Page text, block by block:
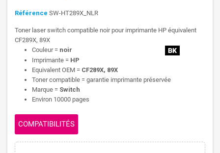
Référence SW-HT289X_NLR
Toner laser switch compatible noir pour imprimante HP équivalent
CF289X, 89X
Couleur = noir
Imprimante = HP
Equivalent OEM = CF289X, 89X
Toner compatible = garantie imprimante préservée
Marque = Switch
Environ 10000 pages
COMPATIBILITÉS